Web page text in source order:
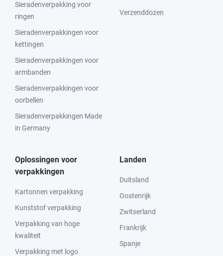
Sieradenverpakking voor
ringen
Sieradenverpakkingen voor
kettingen
Sieradenverpakkingen voor
armbanden
Sieradenverpakkingen voor
oorbellen
Sieradenverpakkingen Made
in Germany
Verzenddozen
Oplossingen voor
verpakkingen
Kartonnen verpakking
Kunststof verpakking
Verpakking van hoge
kwaliteit
Verpakking met logo
Landen
Duitsland
Oostenrijk
Zwitserland
Frankrijk
Spanje